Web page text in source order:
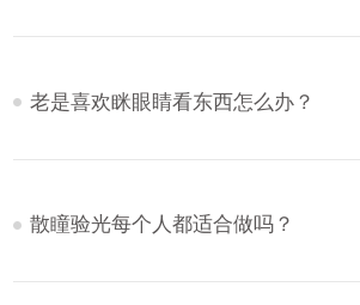
老是喜欢眯眼睛看东西怎么办？
散瞳验光每个人都适合做吗？